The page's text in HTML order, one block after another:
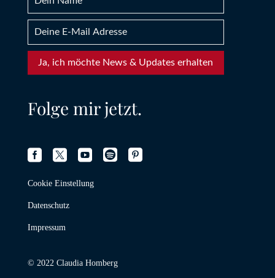
Ja, ich möchte News & Updates erhalten
Folge mir jetzt.
    
Cookie Einstellung
Datenschutz
Impressum
© 2022 Claudia Homberg